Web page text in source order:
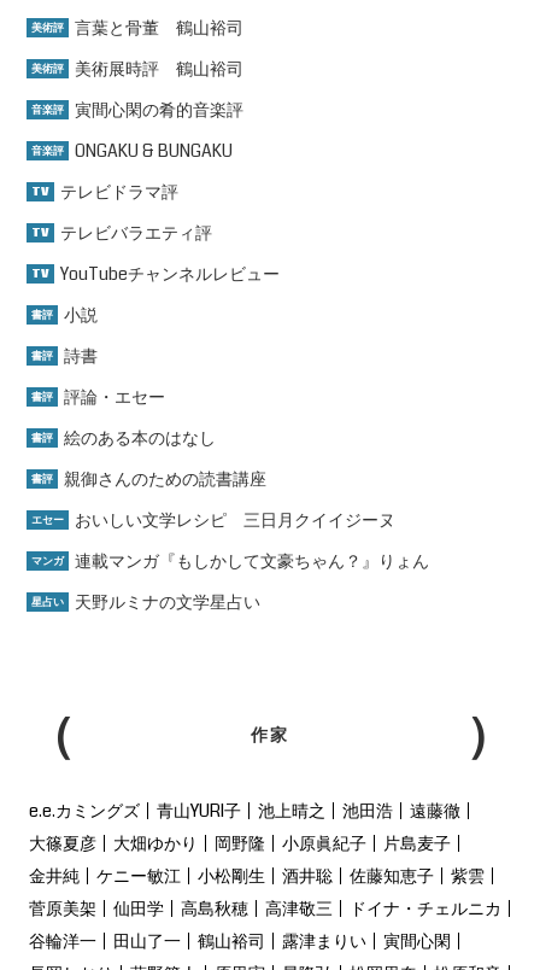
美術評 言葉と骨董 鶴山裕司
美術評 美術展時評 鶴山裕司
音楽評 寅間心閑の肴的音楽評
音楽評 ONGAKU & BUNGAKU
TV テレビドラマ評
TV テレビバラエティ評
TV YouTubeチャンネルレビュー
書評 小説
書評 詩書
書評 評論・エセー
書評 絵のある本のはなし
書評 親御さんのための読書講座
エセー おいしい文学レシピ 三日月クイイジーヌ
マンガ 連載マンガ『もしかして文豪ちゃん？』りょん
星占い 天野ルミナの文学星占い
作家
e.e.カミングズ 青山YURI子 池上晴之 池田浩
遠藤徹
大篠夏彦
大畑ゆかり 岡野隆 小原眞紀子
片島麦子
金井純
ケニー敏江 小松剛生 酒井聡 佐藤知恵子
紫雲
菅原美架
仙田学 高島秋穂 高津敬三
ドイナ・チェルニカ
谷輪洋一
田山了一 鶴山裕司 露津まりい
寅間心閑